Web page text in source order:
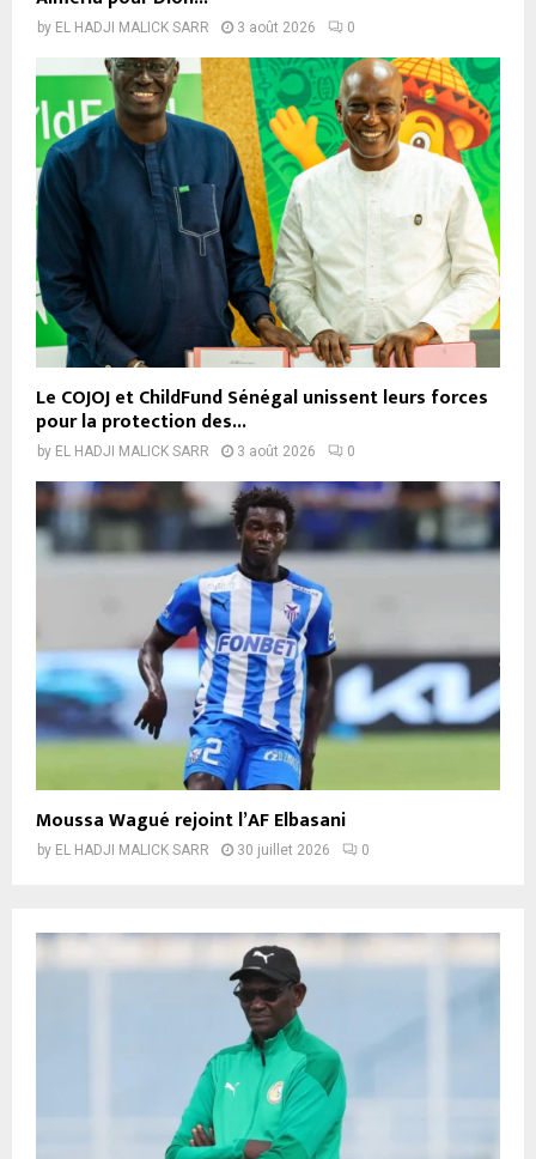
by EL HADJI MALICK SARR 3 août 2026 0
Le COJOJ et ChildFund Sénégal unissent leurs forces
pour la protection des...
by EL HADJI MALICK SARR 3 août 2026 0
Moussa Wagué rejoint l’AF Elbasani
by EL HADJI MALICK SARR 30 juillet 2026 0